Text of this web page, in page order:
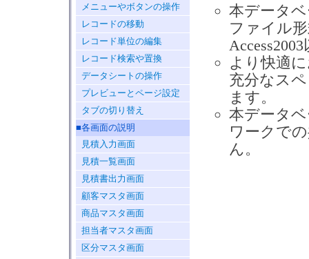
本データ
ファイル
より快適
充分なス
ます。
本データ
ワークで
ん。
メニューやボタンの操作
レコードの移動
レコード単位の編集
レコード検索や置換
データシートの操作
プレビューとページ設定
タブの切り替え
■各画面の説明
見積入力画面
見積一覧画面
見積書出力画面
顧客マスタ画面
商品マスタ画面
担当者マスタ画面
区分マスタ画面